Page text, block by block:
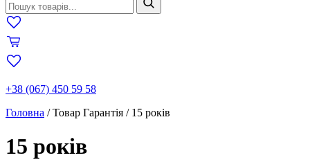
+38 (067) 450 59 58
Головна /Товар Гарантія / 15 років
15 років